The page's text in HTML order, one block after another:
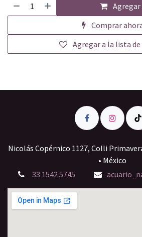
Comprar
Agregar a la lista de
Nicolás Copérnico 1127, Colli
• México
33 1542 5745